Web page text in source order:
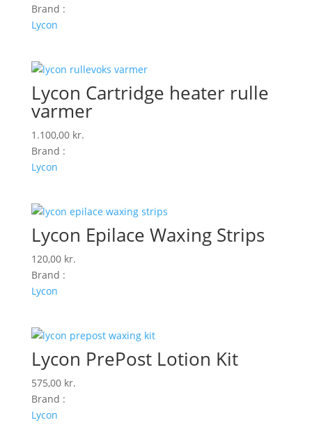
Brand :
Lycon
Lycon Cartridge heater rulle
varmer
1.100,00 kr.
Brand :
Lycon
Lycon Epilace Waxing Strips
120,00 kr.
Brand :
Lycon
Lycon PrePost Lotion Kit
575,00 kr.
Brand :
Lycon